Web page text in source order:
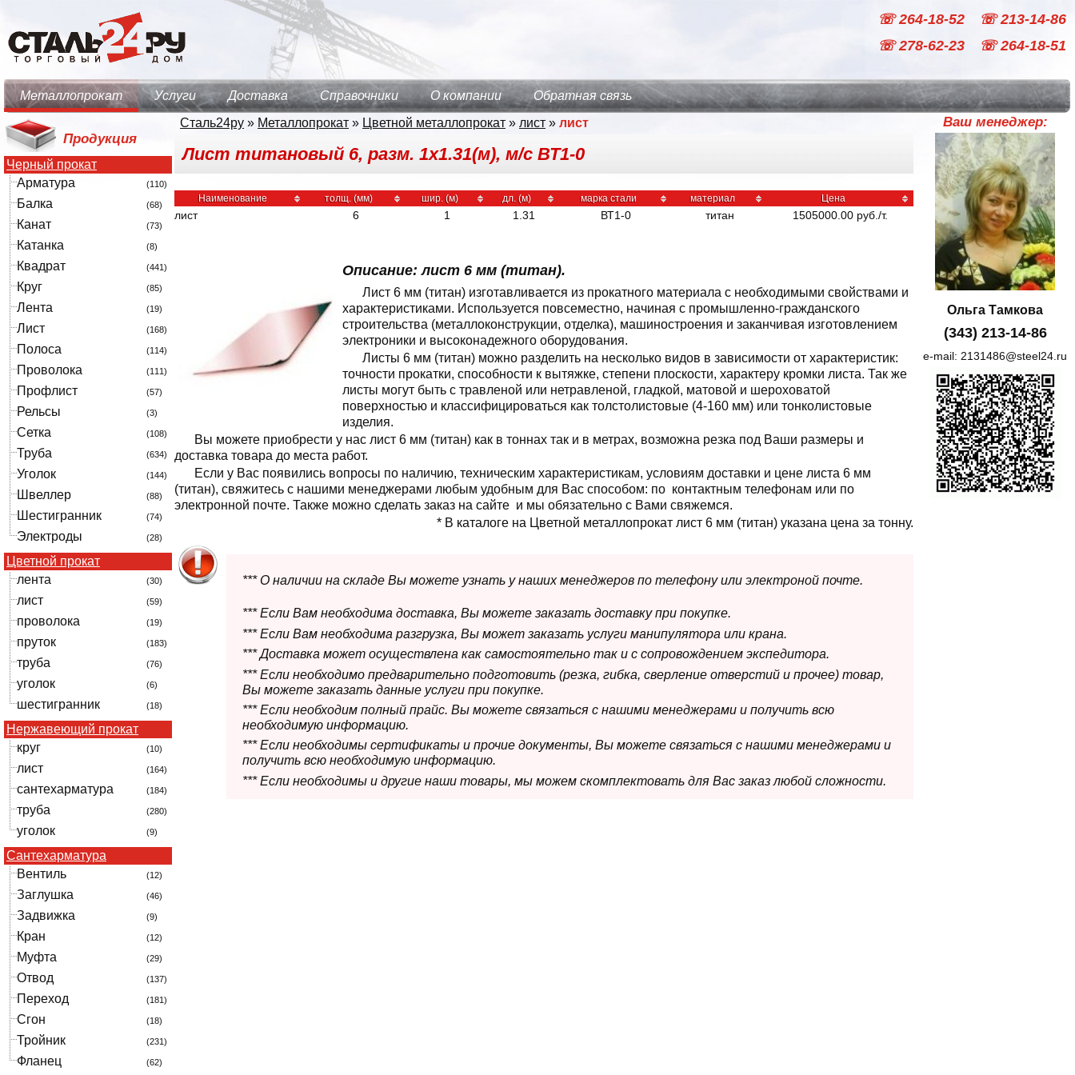
☏ 264-18-52
☏ 213-14-86
☏ 278-62-23
☏ 264-18-51
Металлопрокат Услуги Доставка Справочники О компании Обратная связь
Продукция
Черный прокат
Арматура
(110)
Балка (68)
Канат (73)
Катанка (8)
Квадрат (441)
Круг (85)
Лента (19)
Лист (168)
Полоса (114)
Проволока (111)
Профлист (57)
Рельсы (3)
Сетка (108)
Труба (634)
Уголок (144)
Швеллер (88)
Шестигранник (74)
Электроды (28)
Цветной прокат
лента
(30)
лист (59)
проволока (19)
пруток (183)
труба (76)
уголок (6)
шестигранник (18)
Нержавеющий прокат
круг
(10)
лист (164)
сантехарматура (184)
труба (280)
уголок (9)
Сантехарматура
Вентиль
(12)
Заглушка (46)
Задвижка (9)
Кран (12)
Муфта (29)
Отвод (137)
Переход (181)
Сгон (18)
Тройник (231)
Фланец (62)
Сталь24ру » Металлопрокат » Цветной металлопрокат » лист » лист
Лист титановый 6, разм. 1х1.31(м), м/с ВТ1-0
Наименование толщ. (мм) шир. (м) дл. (м) марка стали материал Цена
лист 6 1 1.31 ВТ1-0 титан 1505000.00 руб ./т.
Описание: лист 6 мм (титан).
Лист 6 мм (титан) изготавливается из прокатного материала с необходимыми свойствами и
характеристиками. Используется повсеместно, начиная с промышленно-гражданского
строительства (металлоконструкции, отделка), машиностроения и заканчивая изготовлением
электроники и высоконадежного оборудования.
Листы 6 мм (титан) можно разделить на несколько видов в зависимости от характеристик:
точности прокатки, способности к вытяжке, степени плоскости, характеру кромки листа. Так же
листы могут быть с травленой или нетравленой, гладкой, матовой и шероховатой
поверхностью и классифицироваться как толстолистовые (4-160 мм) или тонколистовые
изделия.
Вы можете приобрести у нас лист 6 мм (титан) как в тоннах так и в метрах, возможна резка под Ваши размеры и
доставка товара до места работ.
Если у Вас появились вопросы по наличию, техническим характеристикам, условиям доставки и цене листа 6 мм
(титан), свяжитесь с нашими менеджерами любым удобным для Вас способом: по контактным телефонам или по
электронной почте. Также можно сделать заказ на сайте и мы обязательно с Вами свяжемся.
* В каталоге на Цветной металлопрокат лист 6 мм (титан) указана цена за тонну.
*** О наличии на складе Вы можете узнать у наших менеджеров по телефону или электроной почте.
*** Если Вам необходима доставка, Вы можете заказать доставку при покупке.
*** Если Вам необходима разгрузка, Вы может заказать услуги манипулятора или крана.
*** Доставка может осуществлена как самостоятельно так и с сопровождением экспедитора.
*** Если необходимо предварительно подготовить (резка, гибка, сверление отверстий и прочее) товар,
Вы можете заказать данные услуги при покупке.
*** Если необходим полный прайс. Вы можете связаться с нашими менеджерами и получить всю
необходимую информацию.
*** Если необходимы сертификаты и прочие документы, Вы можете связаться с нашими менеджерами и
получить всю необходимую информацию.
*** Если необходимы и другие наши товары, мы можем скомплектовать для Вас заказ любой сложности.
Ваш менеджер:
Ольга Тамкова
(343) 213-14-86
e-mail: 2131486@steel24.ru